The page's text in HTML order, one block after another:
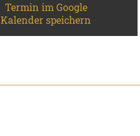
Termin im Google
Kalender speichern